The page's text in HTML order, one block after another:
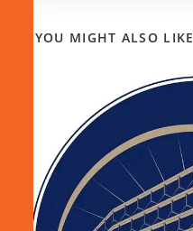
YOU MIGHT ALSO LIKE